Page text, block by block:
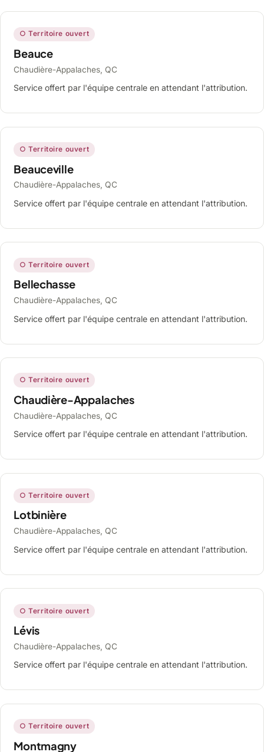
○ Territoire ouvert
Beauce
Chaudière-Appalaches, QC
Service offert par l'équipe centrale en attendant l'attribution.
○ Territoire ouvert
Beauceville
Chaudière-Appalaches, QC
Service offert par l'équipe centrale en attendant l'attribution.
○ Territoire ouvert
Bellechasse
Chaudière-Appalaches, QC
Service offert par l'équipe centrale en attendant l'attribution.
○ Territoire ouvert
Chaudière-Appalaches
Chaudière-Appalaches, QC
Service offert par l'équipe centrale en attendant l'attribution.
○ Territoire ouvert
Lotbinière
Chaudière-Appalaches, QC
Service offert par l'équipe centrale en attendant l'attribution.
○ Territoire ouvert
Lévis
Chaudière-Appalaches, QC
Service offert par l'équipe centrale en attendant l'attribution.
○ Territoire ouvert
Montmagny